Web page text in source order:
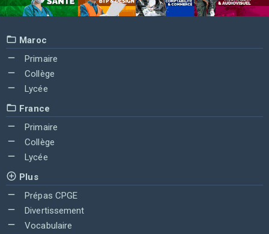
Maroc
Primaire
Collège
Lycée
France
Primaire
Collège
Lycée
Plus
Prépas CPGE
Divertissement
Vocabulaire